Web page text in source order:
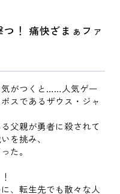
！ 痛快ざまぁファ
気がつくと……人気ゲー
スであるザウス・ジャ
父親が勇者に殺されて
を挑み、
た。
、転生先でも散々な人